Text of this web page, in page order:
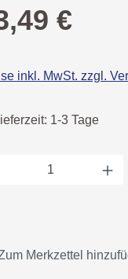
Preis:
€
inkl. MwSt. zzgl.
1-3 Tage
Anzahl:
Merkzettel